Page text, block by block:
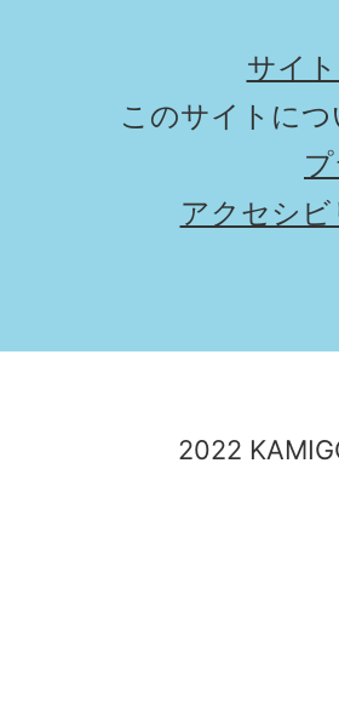
サイ
このサイトにつ
アクセシ
2022